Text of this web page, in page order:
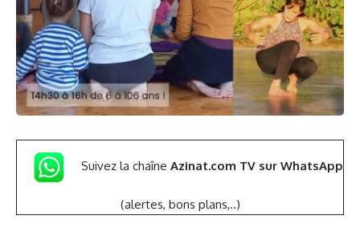
Suivez la chaîne Azinat.com TV sur WhatsApp
(alertes, bons plans,..)